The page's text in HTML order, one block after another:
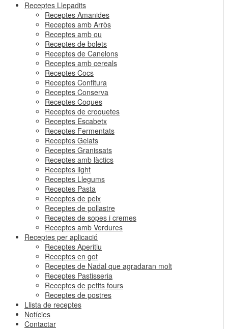
Receptes Llepadits
Receptes Amanides
Receptes amb Arròs
Receptes amb ou
Receptes de bolets
Receptes de Canelons
Receptes amb cereals
Receptes Cocs
Receptes Confitura
Receptes Conserva
Receptes Coques
Receptes de croquetes
Receptes Escabetx
Receptes Fermentats
Receptes Gelats
Receptes Granissats
Receptes amb làctics
Receptes light
Receptes Llegums
Receptes Pasta
Receptes de peix
Receptes de pollastre
Receptes de sopes i cremes
Receptes amb Verdures
Receptes per aplicació
Receptes Aperitiu
Receptes en got
Receptes de Nadal que agradaran molt
Receptes Pastisseria
Receptes de petits fours
Receptes de postres
Llista de receptes
Notícies
Contactar